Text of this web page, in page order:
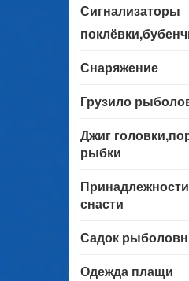
Сигнализаторы
Снаряжение
Грузило
Джиг
рыбки
снасти
Садок
Одежда плащи